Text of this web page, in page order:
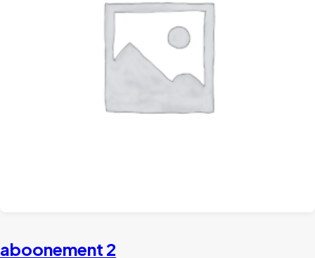
aboonement 2